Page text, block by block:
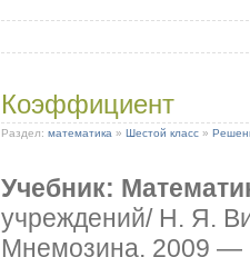
Коэффициент
Раздел: математика » Шестой класс »
Учебник:
учреждений/ Н. Я.
Мнемозина, 2009 —